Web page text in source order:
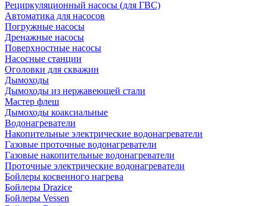
Рециркуляционный насосы (для ГВС)
Автоматика для насосов
Погружные насосы
Дренажные насосы
Поверхностные насосы
Насосные станции
Оголовки для скважин
Дымоходы
Дымоходы из нержавеющей стали
Мастер флеш
Дымоходы коаксиальные
Водонагреватели
Накопительные электрические водонагреватели
Газовые проточные водонагреватели
Газовые накопительные водонагреватели
Проточные электрические водонагреватели
Бойлеры косвенного нагрева
Бойлеры Drazice
Бойлеры Vessen